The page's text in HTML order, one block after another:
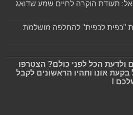
תעודת הוקרה לחיים שמע שדואג
"כפית לכפית" להחלפה מושלמת
ולדעת הכל לפני כולם? הצטרפו
אונו ותהיו הראשונים לקבל
!